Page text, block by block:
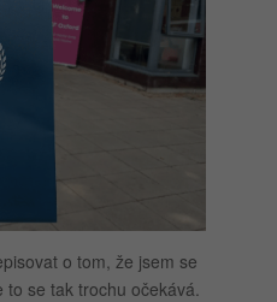
o tom, že jsem se
to se tak trochu očekává.